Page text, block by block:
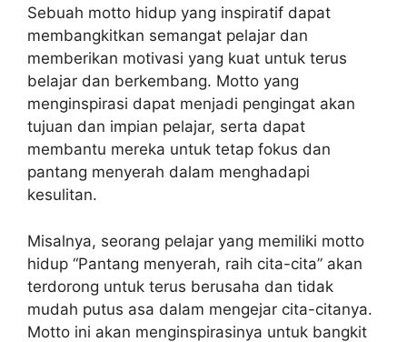
Sebuah motto hidup yang inspiratif dapat
membangkitkan semangat pelajar dan
memberikan motivasi yang kuat untuk terus
belajar dan berkembang. Motto yang
menginspirasi dapat menjadi pengingat akan
tujuan dan impian pelajar, serta dapat
membantu mereka untuk tetap fokus dan
pantang menyerah dalam menghadapi
kesulitan.
Misalnya, seorang pelajar yang memiliki motto
hidup “Pantang menyerah, raih cita-cita” akan
terdorong untuk terus berusaha dan tidak
mudah putus asa dalam mengejar cita-citanya.
Motto ini akan menginspirasinya untuk bangkit